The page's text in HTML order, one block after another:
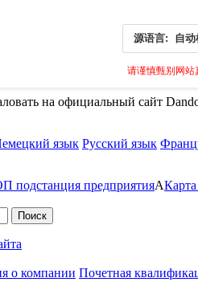
源语言: 自动
请谨慎甄别网站